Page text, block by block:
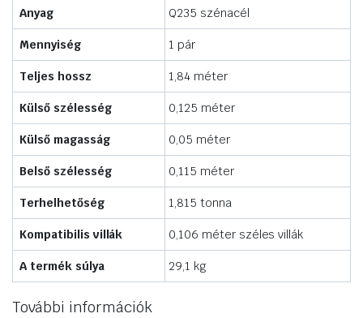
Anyag Q235 szénacél
Mennyiség 1 pár
Teljes hossz 1,84 méter
Külső szélesség 0,125 méter
Külső magasság 0,05 méter
Belső szélesség 0,115 méter
Terhelhetőség 1,815 tonna
Kompatibilis villák 0,106 méter széles villák
A termék súlya 29,1 kg
További információk